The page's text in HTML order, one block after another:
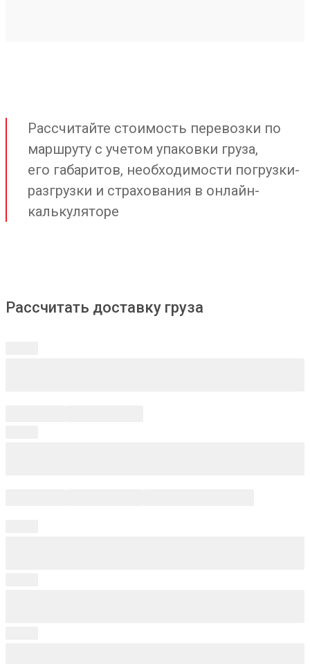
Рассчитайте стоимость перевозки по
маршруту с учетом упаковки груза,
его габаритов, необходимости погрузки-
разгрузки и страхования в онлайн-
калькуляторе
Рассчитать доставку груза